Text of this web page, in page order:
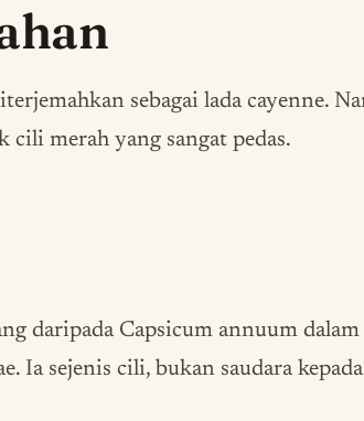
sebagai lada cayenne.
merah yang sangat pedas.
daripada Capsicum annuum dalam
Ia sejenis cili, bukan saudara kepada